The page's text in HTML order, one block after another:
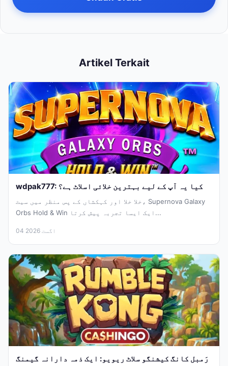
Artikel Terkait
wdpak777: کیا یہ آپ کے لیے بہترین خلائی اسلاٹ ہے؟
خلا خلا اور کہکشاں کے پس منظر میں سیٹ، Supernova Galaxy
Orbs Hold & Win ایک ایسا تجربہ پیش کرتا...
04 اگست 2026
رَمبل کانگ کیشنگو سلاٹ ریویو: ایک ذمہ دارانہ گیمنگ